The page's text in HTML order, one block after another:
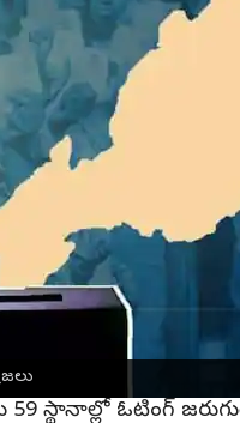
సోమవారం
పశ్చిమ
పోలింగ్
మంది అభ్యర్థులు
59 స్థానాల్లో ఓటింగ్